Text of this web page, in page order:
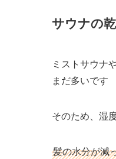
サウナの
ミストサウナ
まだ多いです
そのため、湿
髪の水分が減